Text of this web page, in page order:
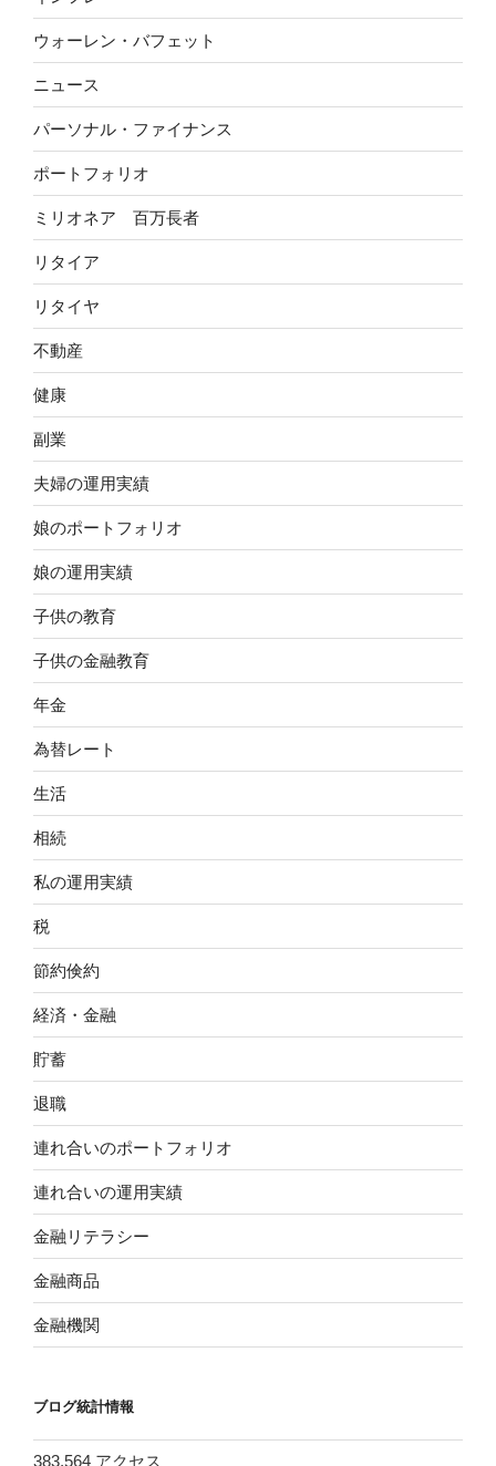
ウォーレン・バフェット
ニュース
パーソナル・ファイナンス
ポートフォリオ
ミリオネア 百万長者
リタイア
リタイヤ
不動産
健康
副業
夫婦の運用実績
娘のポートフォリオ
娘の運用実績
子供の教育
子供の金融教育
年金
為替レート
生活
相続
私の運用実績
税
節約倹約
経済・金融
貯蓄
退職
連れ合いのポートフォリオ
連れ合いの運用実績
金融リテラシー
金融商品
金融機関
ブログ統計情報
383,564 アクセス